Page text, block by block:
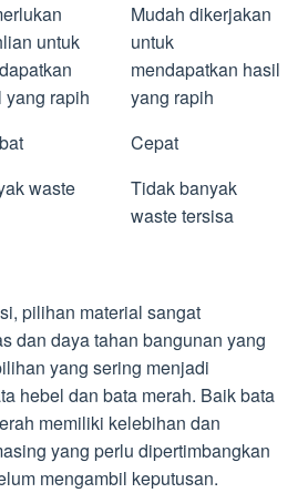
untuk
yang rapih
Mudah dikerjakan
untuk
mendapatkan hasil
yang rapih
Cepat
waste
Tidak banyak
waste tersisa
pilihan material sangat
dan daya tahan bangunan yang
yang sering menjadi
hebel dan bata merah. Baik bata
memiliki kelebihan dan
yang perlu dipertimbangkan
mengambil keputusan.